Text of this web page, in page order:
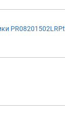
PR08201502LRPt